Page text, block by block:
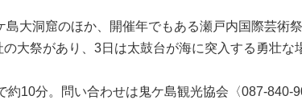
大洞窟のほか、開催年でもある瀬戸内国際芸術
大祭があり、3日は太鼓台が海に突入する勇壮な
10分。問い合わせは鬼ケ島観光協会〈087-840-